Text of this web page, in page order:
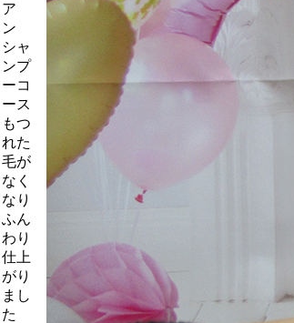
ア
ン
シャ
ンプ
ーコ
ース
もつ
れた
毛が
なく
なり
ふん
わり
仕上
がり
まし
た